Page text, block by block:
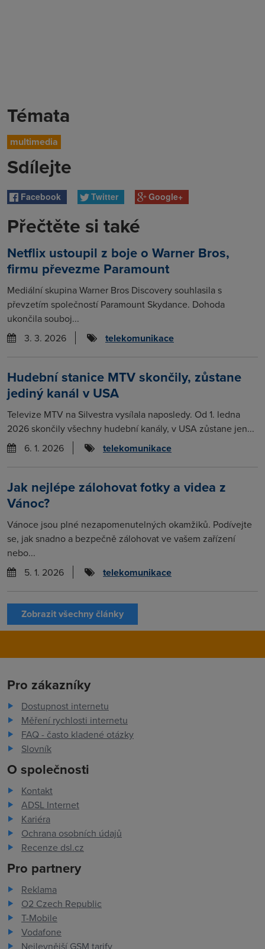
Témata
multimedia
Sdílejte
Facebook Twitter Google+
Přečtěte si také
Netflix ustoupil z boje o Warner Bros,
firmu převezme Paramount
Mediální skupina Warner Bros Discovery souhlasila s
převzetím společností Paramount Skydance. Dohoda
ukončila souboj...
3. 3. 2026
telekomunikace
Hudební stanice MTV skončily, zůstane
jediný kanál v USA
Televize MTV na Silvestra vysílala naposledy. Od 1. ledna
2026 skončily všechny hudební kanály, v USA zůstane jen...
6. 1. 2026
telekomunikace
Jak nejlépe zálohovat fotky a videa z
Vánoc?
Vánoce jsou plné nezapomenutelných okamžiků. Podívejte
se, jak snadno a bezpečně zálohovat ve vašem zařízení
nebo...
5. 1. 2026
telekomunikace
Zobrazit všechny články
Pro zákazníky
Dostupnost internetu
Měření rychlosti internetu
FAQ - často kladené otázky
Slovník
O společnosti
Kontakt
ADSL Internet
Kariéra
Ochrana osobních údajů
Recenze dsl.cz
Pro partnery
Reklama
O2 Czech Republic
T-Mobile
Vodafone
Nejlevnější GSM tarify